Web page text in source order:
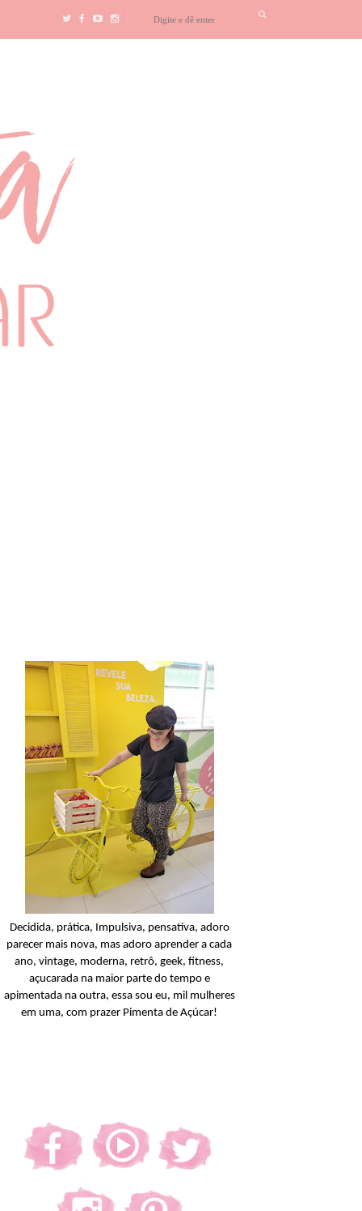
Amino-Silk
Seda Toque de
Amino-Silk!
Ler o post
Decidida, prática, Impulsiva, pensativa, adoro
parecer mais nova, mas adoro aprender a cada
ano, vintage, moderna, retrô, geek, fitness,
açucarada na maior parte do tempo e
apimentada na outra, essa sou eu, mil mulheres
em uma, com prazer Pimenta de Açúcar!